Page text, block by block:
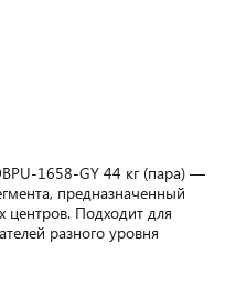
1658-GY 44 кг (пара) —
предназначенный
центров. Подходит для
разного уровня